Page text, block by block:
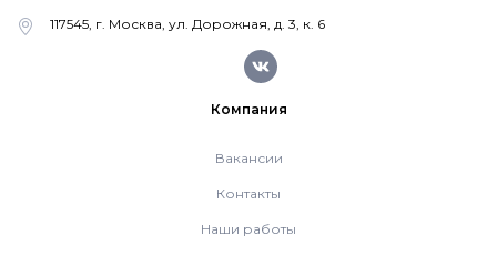
117545, г. Москва, ул. Дорожная, д. 3, к. 6
Компания
Вакансии
Контакты
Наши работы